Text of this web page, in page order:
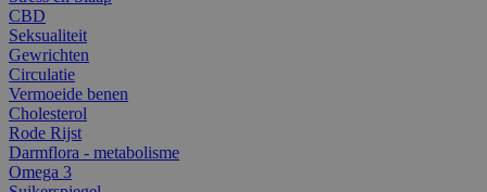
CBD
Seksualiteit
Gewrichten
Circulatie
Vermoeide benen
Cholesterol
Rode Rijst
Darmflora - metabolisme
Omega 3